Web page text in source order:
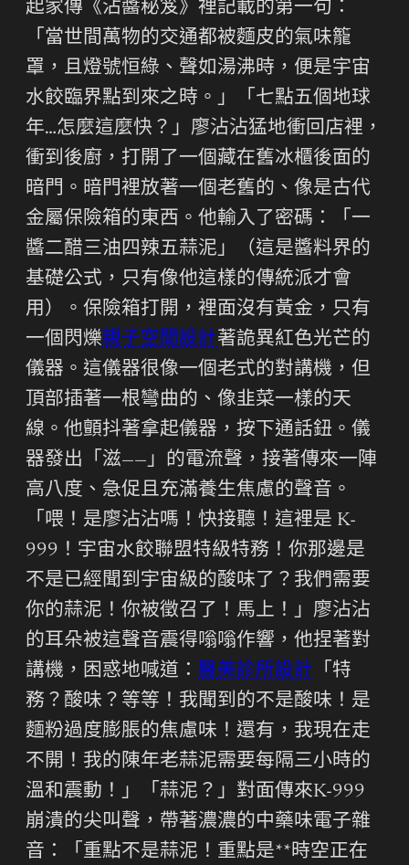
起家傳《沾醬秘笈》裡記載的第一句：
「當世間萬物的交通都被麵皮的氣味籠
罩，且燈號恒綠、聲如湯沸時，便是宇宙
水餃臨界點到來之時。」「七點五個地球
年…怎麼這麼快？」廖沾沾猛地衝回店裡，
衝到後廚，打開了一個藏在舊冰櫃後面的
暗門。暗門裡放著一個老舊的、像是古代
金屬保險箱的東西。他輸入了密碼：「一
醬二醋三油四辣五蒜泥」（這是醬料界的
基礎公式，只有像他這樣的傳統派才會
用）。保險箱打開，裡面沒有黃金，只有
一個閃爍親子空間設計著詭異紅色光芒的
儀器。這儀器很像一個老式的對講機，但
頂部插著一根彎曲的、像韭菜一樣的天
線。他顫抖著拿起儀器，按下通話鈕。儀
器發出「滋——」的電流聲，接著傳來一陣
高八度、急促且充滿養生焦慮的聲音。
「喂！是廖沾沾嗎！快接聽！這裡是 K-
999！宇宙水餃聯盟特級特務！你那邊是
不是已經聞到宇宙級的酸味了？我們需要
你的蒜泥！你被徵召了！馬上！」廖沾沾
的耳朵被這聲音震得嗡嗡作響，他捏著對
講機，困惑地喊道： 醫美診所設計 「特
務？酸味？等等！我聞到的不是酸味！是
麵粉過度膨脹的焦慮味！還有，我現在走
不開！我的陳年老蒜泥需要每隔三小時的
溫和震動！」「蒜泥？」對面傳來K-999
崩潰的尖叫聲，帶著濃濃的中藥味電子雜
音：「重點不是蒜泥！重點是**時空正在